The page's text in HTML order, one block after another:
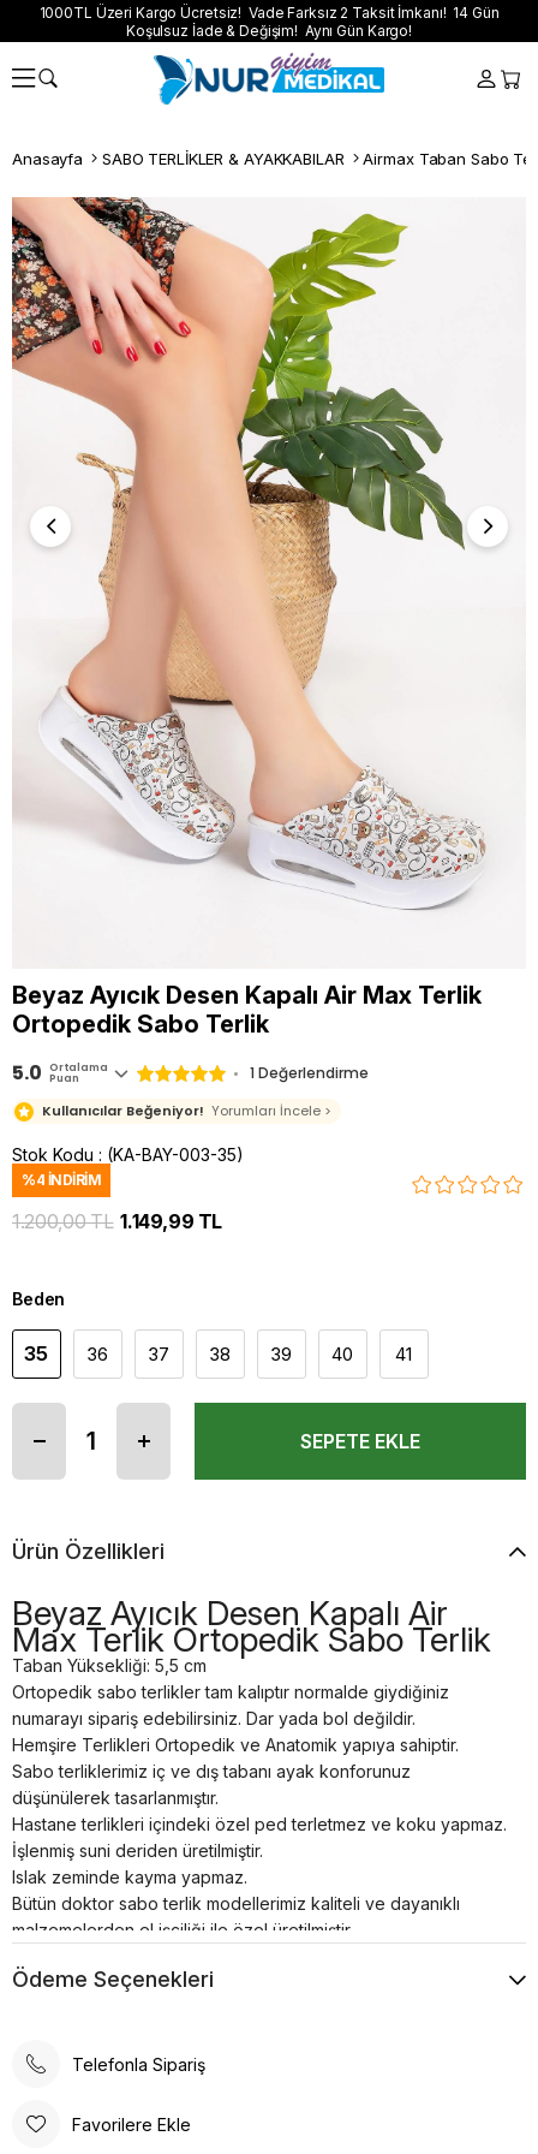
1000TL Üzeri Kargo Ücretsiz! Vade Farksız 2 Taksit İmkanı! 14 Gün
Koşulsuz İade & Değişim! Aynı Gün Kargo!
Anasayfa SABO TERLİKLER & AYAKKABILAR Airmax Taban Sabo
Beyaz Ayıcık Desen Kapalı Air Max Terlik
Ortopedik Sabo Terlik
5.0 Ortalama
Puan 1 Değerlendirme
Kullanıcılar Beğeniyor! Yorumları İncele >
Stok Kodu (KA-BAY-003-35)
%4 İNDIRIM
1.200,00 TL 1.149,99 TL
Beden
35 36 37 38 39 40 41
Ürün Özellikleri
Beyaz Ayıcık Desen Kapalı Air
Max Terlik Ortopedik Sabo Terlik
Taban Yüksekliği: 5,5 cm
Ortopedik sabo terlikler tam kalıptır normalde giydiğiniz
numarayı sipariş edebilirsiniz. Dar yada bol değildir.
Hemşire Terlikleri Ortopedik ve Anatomik yapıya sahiptir.
Sabo terliklerimiz iç ve dış tabanı ayak konforunuz
düşünülerek tasarlanmıştır.
Hastane terlikleri içindeki özel ped terletmez ve koku yapmaz.
İşlenmiş suni deriden üretilmiştir.
Islak zeminde kayma yapmaz.
Bütün doktor sabo terlik modellerimiz kaliteli ve dayanıklı
malzemelerden el işçiliği ile özel üretilmiştir.
sadece ılık su kullanılarak yapılmalıdır.
Poli taban materyali sayesinde uzun süreli kullanımlarda bile
terlik, rahatlığı ve şıklığı bir arada arayanlar için tasarlanmıştır.
Ödeme Seçenekleri
Telefonla Sipariş
Favorilere Ekle